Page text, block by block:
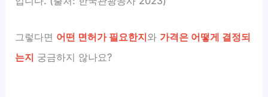
그렇다면 어떤 면허가 필요한지와 가격은 어떻게 결정되
는지 궁금하지 않나요?